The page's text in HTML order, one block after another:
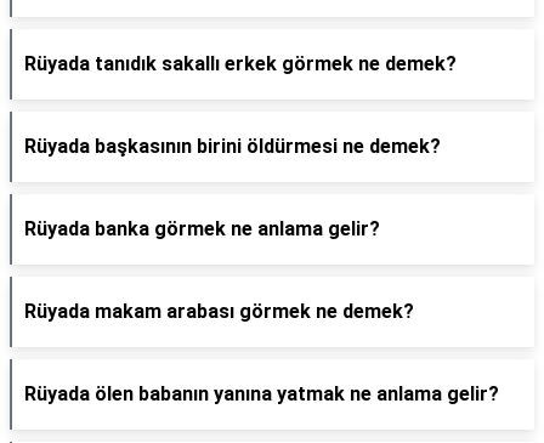
Rüyada tanıdık sakallı erkek görmek ne demek?
Rüyada başkasının birini öldürmesi ne demek?
Rüyada banka görmek ne anlama gelir?
Rüyada makam arabası görmek ne demek?
Rüyada ölen babanın yanına yatmak ne anlama gelir?